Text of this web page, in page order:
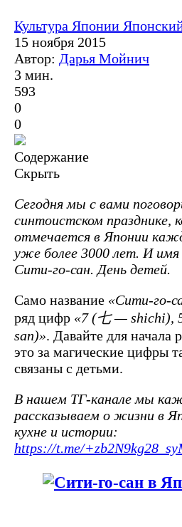
Культура Японии
15 ноября 2015
Автор: Дарья Мойнич
3 мин.
593
0
0
Содержание
Скрыть
Сегодня мы с вами
синтоистском празднике,
отмечается в Японии
уже более 3000 лет. И имя
Сити-го-сан. День детей.
Само название «Сити-го-
ряд цифр «7 (七 — shichi),
san)». Давайте для начала
это за магические цифры
связаны с детьми.
В нашем ТГ-канале мы
рассказываем о жизни в
кухне и истории:
https://t.me/